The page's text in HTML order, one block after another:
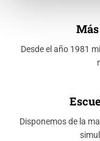
Desde el año 1981
Disponemos de la